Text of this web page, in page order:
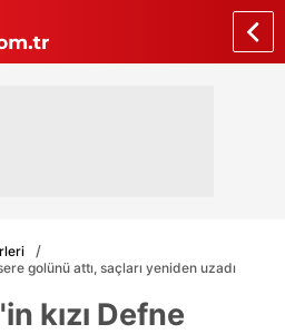
golünü attı, saçları yeniden uzadı
kızı Defne